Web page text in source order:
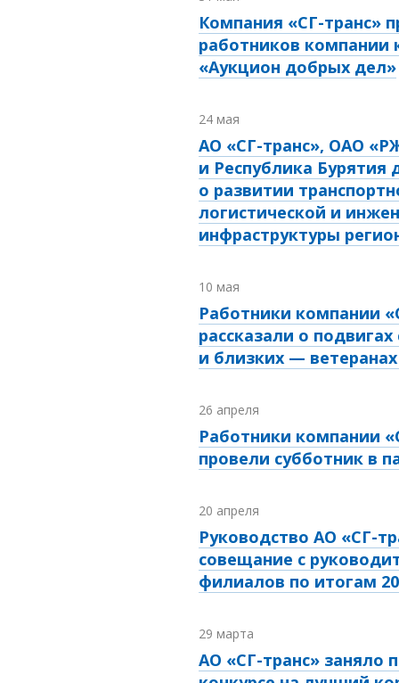
Компания «СГ-транс»
работников компании
«Аукцион добрых дел»
24 мая
АО «СГ-транс», ОАО
и Республика Бурятия
о развитии
логистической и
инфраструктуры
10 мая
Работники компании
рассказали о
и близких —
26 апреля
Работники компании
провели субботник в
20 апреля
Руководство АО «СГ-
совещание с
филиалов по итогам
29 марта
АО «СГ-транс» заняло